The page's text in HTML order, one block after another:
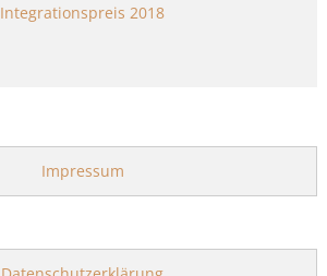
Integrationspreis 2018
Impressum